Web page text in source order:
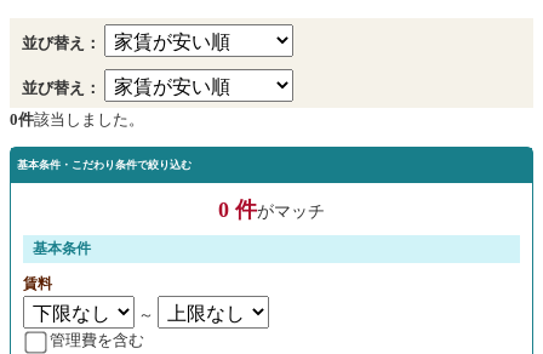
並び替え：
並び替え：
0件該当しました。
基本条件・こだわり条件で絞り込む
0 件がマッチ
基本条件
賃料
～
管理費を含む